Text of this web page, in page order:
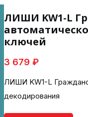
ЛИШИ KW1-L
ключей
3 679 ₽
ЛИШИ KW1-L
декодирования